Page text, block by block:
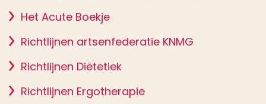
Het Acute Boekje
Richtlijnen artsenfederatie KNMG
Richtlijnen Diëtetiek
Richtlijnen Ergotherapie